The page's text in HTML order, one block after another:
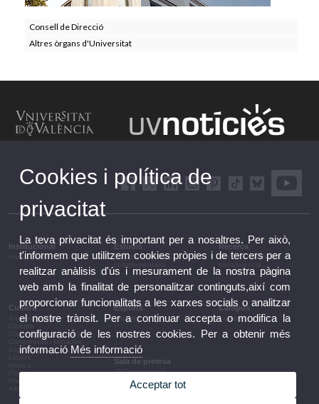
Consell de Direcció
Altres òrgans d'Universitat
Institucional
Institucional
Estudis
Estudis i formació
Recerca
Recerca, innovació i
Cultura
Arts escèniques
Conferències i debats
Congressos i jornades
Exposicions
Patrimoni
Esports
Esports
Campus
Campus
Sala de premsa
UVComunicació
Notes de premsa
Agenda de govern
Cookies i política de
privacitat
La teva privacitat és important per a nosaltres. Per això,
t'informem que utilitzem cookies pròpies i de tercers per a
realitzar anàlisis d'ús i mesurament de la nostra pàgina
web amb la finalitat de personalitzar continguts,així com
proporcionar funcionalitats a les xarxes socials o analitzar
el nostre trànsit. Per a continuar accepta o modifica la
configuració de les nostres cookies. Per a obtenir més
informació Més informació
Acceptar tot